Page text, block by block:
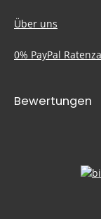
Über uns
0% PayPal
Bewertungen